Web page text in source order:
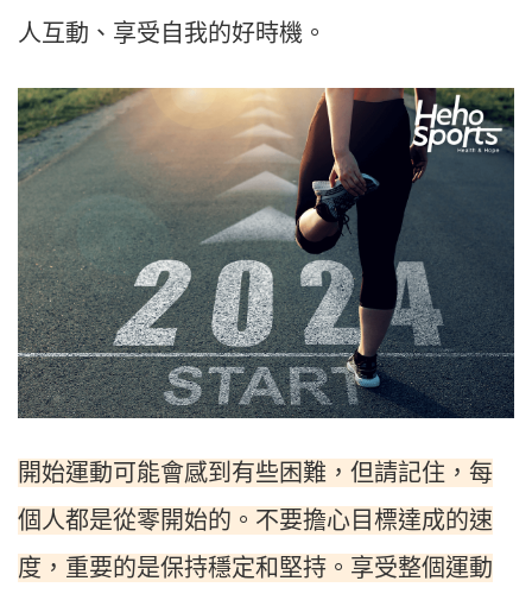
人互動、享受自我的好時機。
開始運動可能會感到有些困難，但請記住，每
個人都是從零開始的。不要擔心目標達成的速
度，重要的是保持穩定和堅持。享受整個運動